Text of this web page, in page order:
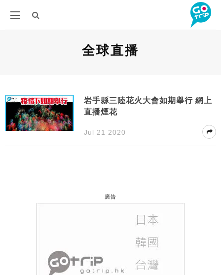
全球直播
岩手縣三陸花火大會如期舉行 網上
直播煙花
Jul 21 2020
廣告